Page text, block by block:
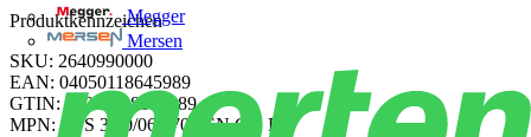
Megger
Mersen
Produktkennzeichen
SKU: 2640990000
EAN: 04050118645989
GTIN: 04050118645989
MPN: CPS 3.50/06/270F SN GN BX